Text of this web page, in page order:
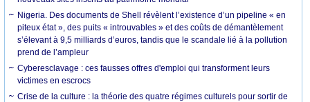
Nigeria. Des documents de Shell révèlent l’existence d’un pipeline « en
piteux état », des puits « introuvables » et des coûts de démantèlement
s’élevant à 9,5 milliards d’euros, tandis que le scandale lié à la pollution
prend de l’ampleur
Cyberesclavage : ces fausses offres d'emploi qui transforment leurs
victimes en escrocs
Crise de la culture : la théorie des quatre régimes culturels pour sortir de